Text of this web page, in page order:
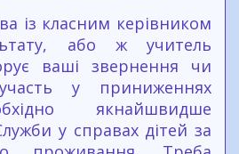
із класним керівником
або ж учитель
ваші звернення чи
у приниженнях
якнайшвидше
у справах дітей за